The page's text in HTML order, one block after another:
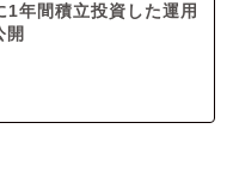
1年間積立投資した運用
開